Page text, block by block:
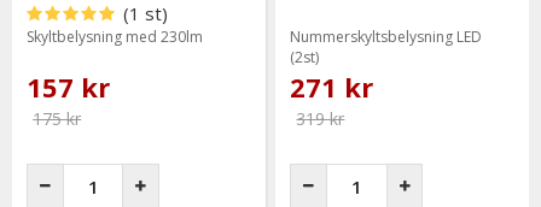
(1 st)
Skyltbelysning med 230lm
157 kr
175 kr
Nummerskyltsbelysning LED
(2st)
271 kr
319 kr